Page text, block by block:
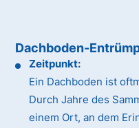
Dachboden-
Zeitpunkt:
Ein Dachboden ist
Durch Jahre des
einem Ort, an dem